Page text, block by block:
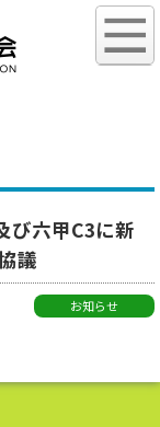
び六甲C3に新
議
お知らせ